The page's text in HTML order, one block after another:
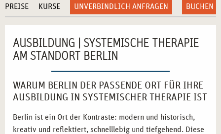
PREISE KURSE UNVERBINDLICH ANFRAGEN BUCHEN
AUSBILDUNG | SYSTEMISCHE THERAPIE
AM STANDORT BERLIN
WARUM BERLIN DER PASSENDE ORT FÜR IHRE
AUSBILDUNG IN SYSTEMISCHER THERAPIE IST
Berlin ist ein Ort der Kontraste: modern und historisch,
kreativ und reflektiert, schnelllebig und tiefgehend. Diese